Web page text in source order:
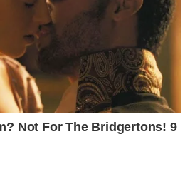
Not For The Bridgertons! 9